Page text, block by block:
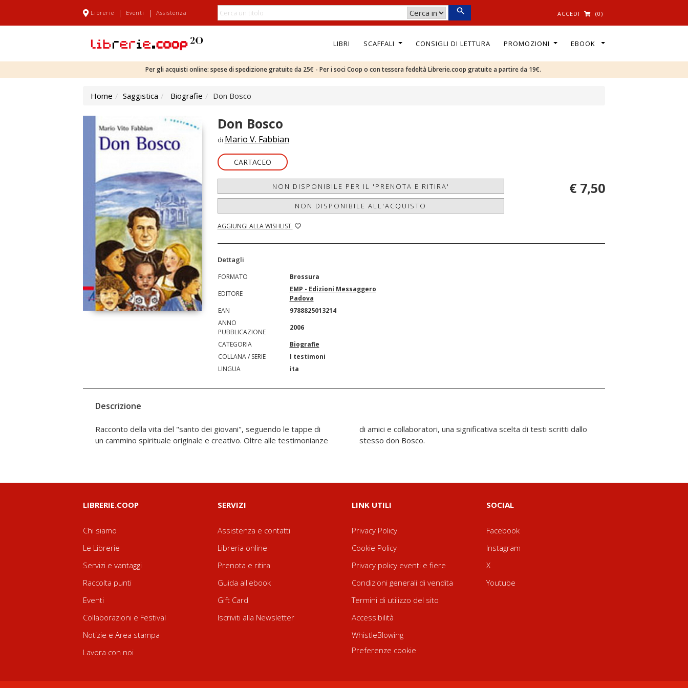
Librerie | Eventi | Assistenza ACCEDI (0)
LIBRI SCAFFALI CONSIGLI DI LETTURA PROMOZIONI EBOOK
Per gli acquisti online: spese di spedizione gratuite da 25€ - Per i soci Coop o con tessera fedeltà Librerie.coop gratuite a partire da 19€.
Home Saggistica Biografie Don Bosco
Don Bosco
di Mario V. Fabbian
CARTACEO
NON DISPONIBILE PER IL 'PRENOTA E RITIRA'
NON DISPONIBILE ALL'ACQUISTO
AGGIUNGI ALLA WISHLIST
€ 7,50
Dettagli
FORMATO
Brossura
EDITORE
EMP - Edizioni Messaggero
Padova
EAN
9788825013214
ANNO
PUBBLICAZIONE
2006
CATEGORIA
Biografie
COLLANA / SERIE
I testimoni
LINGUA
ita
Descrizione
Racconto della vita del "santo dei giovani", seguendo le tappe di
un cammino spirituale originale e creativo. Oltre alle testimonianze
di amici e collaboratori, una significativa scelta di testi scritti dallo
stesso don Bosco.
LIBRERIE.COOP
Chi siamo
Le Librerie
Servizi e vantaggi
Raccolta punti
Eventi
Collaborazioni e Festival
Notizie e Area stampa
Lavora con noi
SERVIZI
Assistenza e contatti
Libreria online
Prenota e ritira
Guida all'ebook
Gift Card
Iscriviti alla Newsletter
LINK UTILI
Privacy Policy
Cookie Policy
Privacy policy eventi e fiere
Condizioni generali di vendita
Termini di utilizzo del sito
Accessibilità
WhistleBlowing
Preferenze cookie
SOCIAL
Facebook
Instagram
X
Youtube